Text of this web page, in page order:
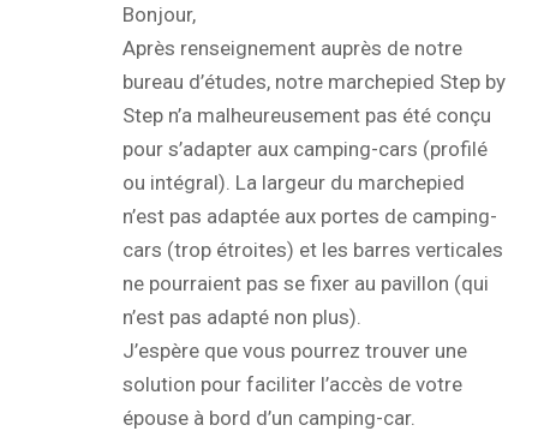
Bonjour,
Après renseignement auprès de notre
bureau d’études, notre marchepied Step by
Step n’a malheureusement pas été conçu
pour s’adapter aux camping-cars (profilé
ou intégral). La largeur du marchepied
n’est pas adaptée aux portes de camping-
cars (trop étroites) et les barres verticales
ne pourraient pas se fixer au pavillon (qui
n’est pas adapté non plus).
J’espère que vous pourrez trouver une
solution pour faciliter l’accès de votre
épouse à bord d’un camping-car.